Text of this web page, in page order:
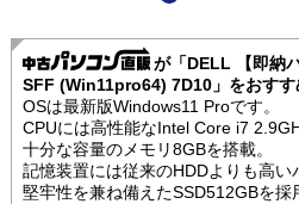
が「DELL 【即納
SFF (Win11pro64) 7D10」をおすす
OSは最新版Windows11 Proです。
CPUには高性能なIntel Core i7
十分な容量のメモリ8GBを搭載。
記憶装置には従来のHDDよりも高い
堅牢性を兼ね備えたSSD512GBを採